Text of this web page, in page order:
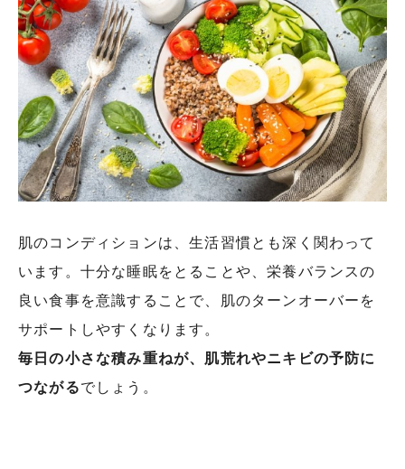
肌のコンディションは、生活習慣とも深く関わって
います。十分な睡眠をとることや、栄養バランスの
良い食事を意識することで、肌のターンオーバーを
サポートしやすくなります。
毎日の小さな積み重ねが、肌荒れやニキビの予防に
つながるでしょう。